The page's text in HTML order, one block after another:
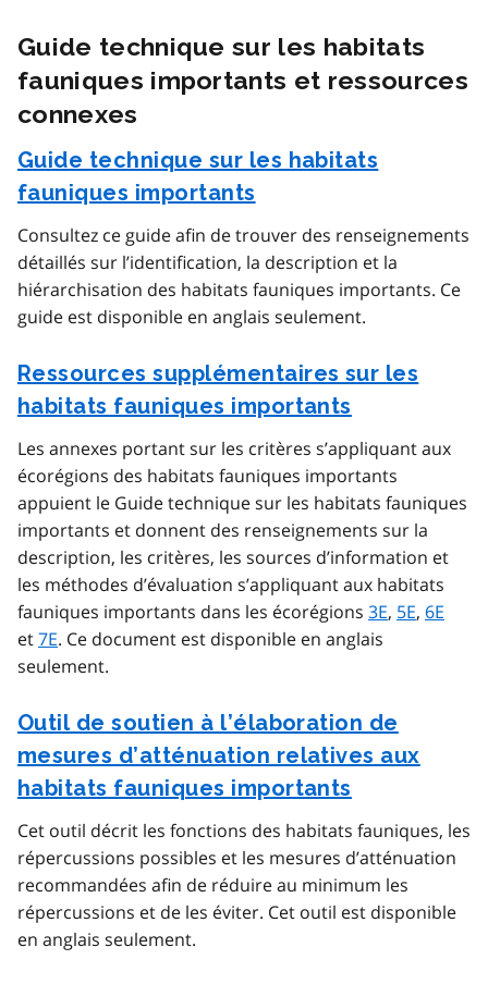
Guide technique sur les habitats
fauniques importants et ressources
connexes
Guide technique sur les habitats
fauniques importants
Consultez ce guide afin de trouver des renseignements
détaillés sur l’identification, la description et la
hiérarchisation des habitats fauniques importants. Ce
guide est disponible en anglais seulement.
Ressources supplémentaires sur les
habitats fauniques importants
Les annexes portant sur les critères s’appliquant aux
écorégions des habitats fauniques importants
appuient le Guide technique sur les habitats fauniques
importants et donnent des renseignements sur la
description, les critères, les sources d’information et
les méthodes d’évaluation s’appliquant aux habitats
fauniques importants dans les écorégions 3E, 5E, 6E
et7E. Ce document est disponible en anglais
seulement.
Outil de soutien à l’élaboration de
mesures d’atténuation relatives aux
habitats fauniques importants
Cet outil décrit les fonctions des habitats fauniques, les
répercussions possibles et les mesures d’atténuation
recommandées afin de réduire au minimum les
répercussions et de les éviter. Cet outil est disponible
en anglais seulement.